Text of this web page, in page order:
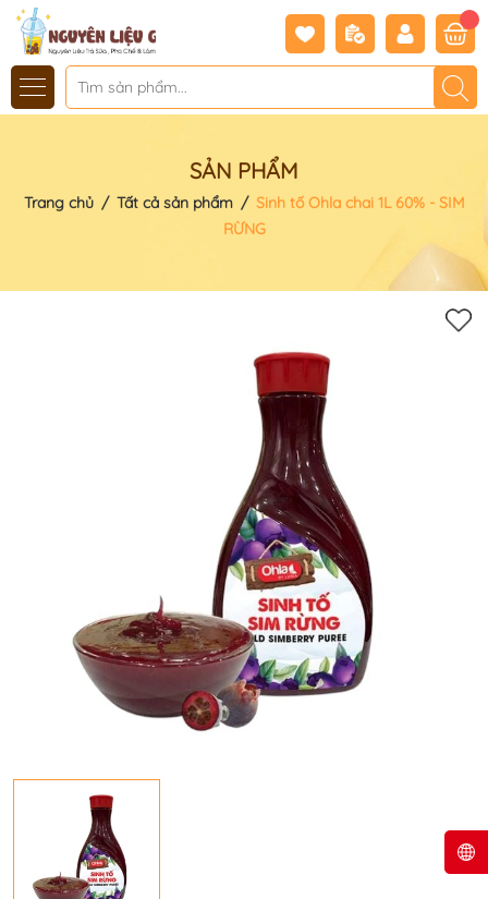
SẢN PHẨM
Trang chủ / Tất cả sản phẩm / Sinh tố Ohla chai 1L 60% - SIM
RỪNG